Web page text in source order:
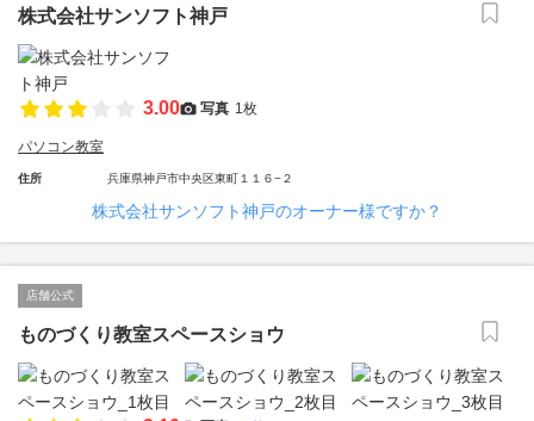
株式会社サンソフト神戸
3.00 写真 1枚
パソコン教室
住所 兵庫県神戸市中央区東町１１６−２
株式会社サンソフト神戸のオーナー様ですか？
店舗公式
ものづくり教室スペースショウ